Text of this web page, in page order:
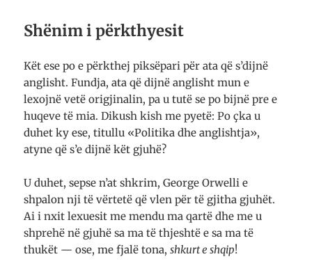
Shënim i përkthyesit
Kët ese po e përkthej piksëpari për ata që s’dijnë
anglisht. Fundja, ata që dijnë anglisht mun e
lexojnë vetë origjinalin, pa u tutë se po bijnë pre e
huqeve të mia. Dikush kish me pyetë: Po çka u
duhet ky ese, titullu «Politika dhe anglishtja»,
atyne që s’e dijnë kët gjuhë?
U duhet, sepse n’at shkrim, George Orwelli e
shpalon nji të vërtetë që vlen për të gjitha gjuhët.
Ai i nxit lexuesit me mendu ma qartë dhe me u
shprehë në gjuhë sa ma të thjeshtë e sa ma të
thukët — ose, me fjalë tona,shkurt e shqip!